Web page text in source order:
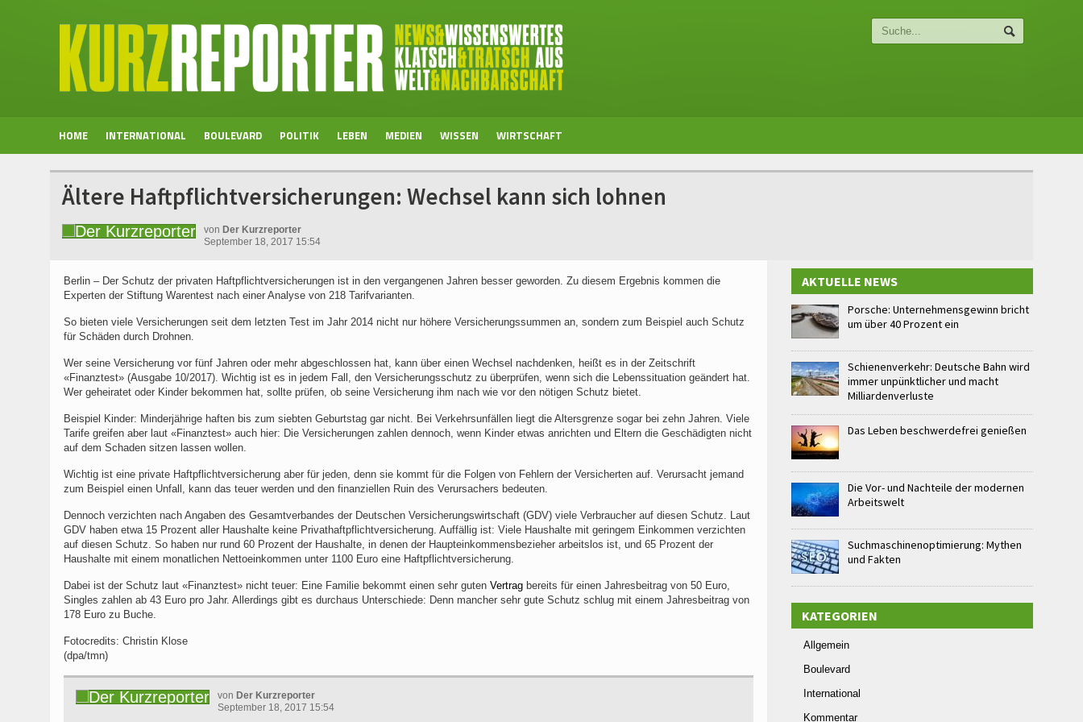
HOME INTERNATIONAL BOULEVARD POLITIK LEBEN MEDIEN WISSEN WIRTSCHAFT
Ältere Haftpflichtversicherungen: Wechsel kann sich lohnen
von Der Kurzreporter
September 18, 2017 15:54
Berlin – Der Schutz der privaten Haftpflichtversicherungen ist in den vergangenen Jahren besser geworden. Zu diesem Ergebnis kommen die
Experten der Stiftung Warentest nach einer Analyse von 218 Tarifvarianten.
So bieten viele Versicherungen seit dem letzten Test im Jahr 2014 nicht nur höhere Versicherungssummen an, sondern zum Beispiel auch Schutz
für Schäden durch Drohnen.
Wer seine Versicherung vor fünf Jahren oder mehr abgeschlossen hat, kann über einen Wechsel nachdenken, heißt es in der Zeitschrift
«Finanztest» (Ausgabe 10/2017). Wichtig ist es in jedem Fall, den Versicherungsschutz zu überprüfen, wenn sich die Lebenssituation geändert hat.
Wer geheiratet oder Kinder bekommen hat, sollte prüfen, ob seine Versicherung ihm nach wie vor den nötigen Schutz bietet.
Beispiel Kinder: Minderjährige haften bis zum siebten Geburtstag gar nicht. Bei Verkehrsunfällen liegt die Altersgrenze sogar bei zehn Jahren. Viele
Tarife greifen aber laut «Finanztest» auch hier: Die Versicherungen zahlen dennoch, wenn Kinder etwas anrichten und Eltern die Geschädigten nicht
auf dem Schaden sitzen lassen wollen.
Wichtig ist eine private Haftpflichtversicherung aber für jeden, denn sie kommt für die Folgen von Fehlern der Versicherten auf. Verursacht jemand
zum Beispiel einen Unfall, kann das teuer werden und den finanziellen Ruin des Verursachers bedeuten.
Dennoch verzichten nach Angaben des Gesamtverbandes der Deutschen Versicherungswirtschaft (GDV) viele Verbraucher auf diesen Schutz. Laut
GDV haben etwa 15 Prozent aller Haushalte keine Privathaftpflichtversicherung. Auffällig ist: Viele Haushalte mit geringem Einkommen verzichten
auf diesen Schutz. So haben nur rund 60 Prozent der Haushalte, in denen der Haupteinkommensbezieher arbeitslos ist, und 65 Prozent der
Haushalte mit einem monatlichen Nettoeinkommen unter 1100 Euro eine Haftpflichtversicherung.
Dabei ist der Schutz laut «Finanztest» nicht teuer: Eine Familie bekommt einen sehr guten Vertrag bereits für einen Jahresbeitrag von 50 Euro,
Singles zahlen ab 43 Euro pro Jahr. Allerdings gibt es durchaus Unterschiede: Denn mancher sehr gute Schutz schlug mit einem Jahresbeitrag von
178 Euro zu Buche.
Fotocredits: Christin Klose
(dpa/tmn)
von Der Kurzreporter
September 18, 2017 15:54
AKTUELLE NEWS
Porsche: Unternehmensgewinn bricht
um über 40 Prozent ein
Schienenverkehr: Deutsche Bahn wird
immer unpünktlicher und macht
Milliardenverluste
Das Leben beschwerdefrei genießen
Die Vor- und Nachteile der modernen
Arbeitswelt
Suchmaschinenoptimierung: Mythen
und Fakten
KATEGORIEN
Allgemein
Boulevard
International
Kommentar